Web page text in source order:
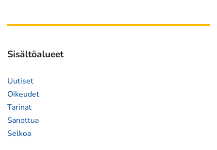
siirryt
Sisältöalueet
Uutiset
Oikeudet
Tarinat
Sanottua
Selkoa